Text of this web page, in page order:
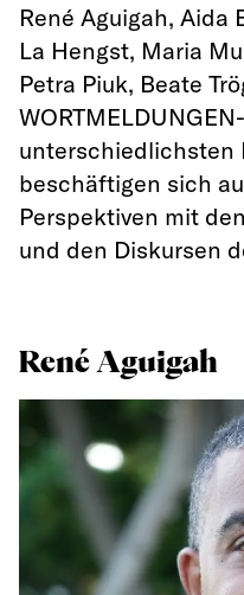
René Aguigah, Aida
La Hengst, Maria
Petra Piuk, Beate
unterschiedlichsten
beschäftigen sich
Perspektiven mit
und den Diskursen
René Aguigah